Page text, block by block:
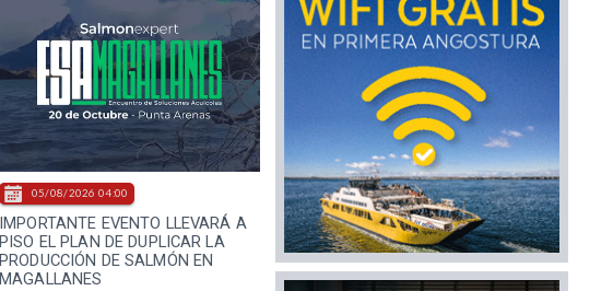
IMPORTANTE EVENTO LLEVARÁ A
PISO EL PLAN DE DUPLICAR LA
PRODUCCIÓN DE SALMÓN EN
MAGALLANES
05/08/2026 04:00